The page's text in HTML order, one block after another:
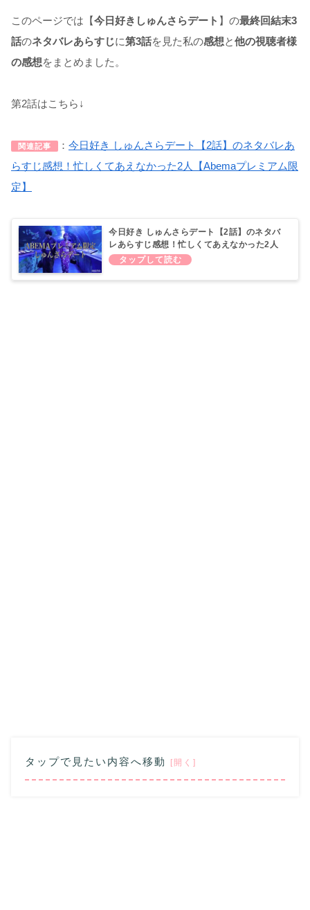
このページでは【今日好きしゅんさらデート 】の最終回結末3
話のネタバレあらすじに第3話を見た私の感想と他の視聴者様
の感想をまとめました。
第2話はこちら↓
関連記事 ： 今日好き しゅんさらデート【2話】のネタバレあ
らすじ感想！忙しくてあえなかった2人【Abemaプレミアム限
定】
今日好き しゅんさらデート【2話】のネタバ
レあらすじ感想！忙しくてあえなかった2人
【Abemaプレミアム限定】
タップで見たい内容へ移動